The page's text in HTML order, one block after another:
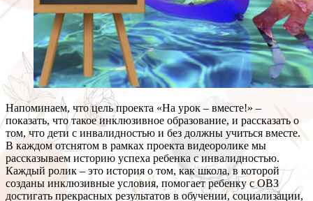
Напоминаем, что цель проекта «На урок – вместе!» –
показать, что такое инклюзивное образование, и рассказать о
том, что дети с инвалидностью и без должны учиться вместе.
В каждом отснятом в рамках проекта видеоролике мы
рассказываем историю успеха ребенка с инвалидностью.
Каждый ролик – это история о том, как школа, в которой
созданы инклюзивные условия, помогает ребенку с ОВЗ
достигать прекрасных результатов в обучении, социализации,